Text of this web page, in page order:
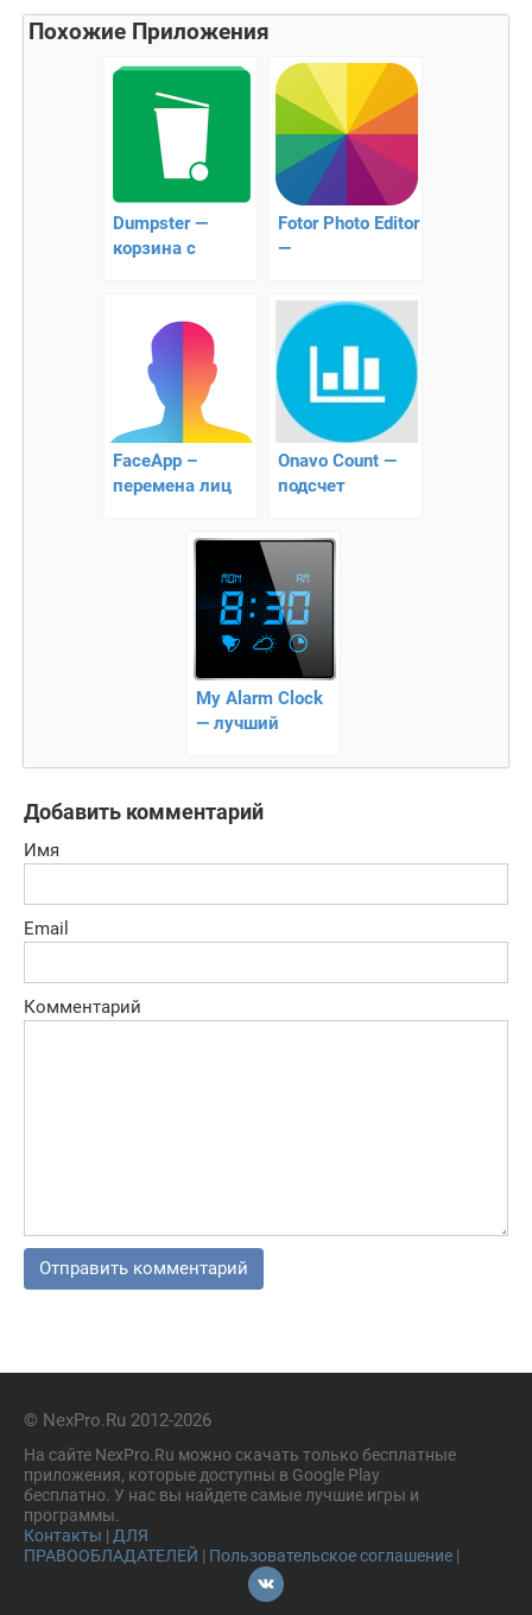
Похожие Приложения
Dumpster —
корзина с
Android
Fotor Photo Editor
—
фоторедактор
FaceApp –
перемена лиц
Onavo Count —
подсчет
трафика
My Alarm Clock
— лучший
Андроид
Добавить комментарий
Имя
Email
Комментарий
© NexPro.Ru 2012-2026
На сайте NexPro.Ru можно скачать только бесплатные
приложения, которые доступны в Google Play
бесплатно. У нас вы найдете самые лучшие игры и
программы.
Контакты | ДЛЯ
ПРАВООБЛАДАТЕЛЕЙ | Пользовательское соглашение |